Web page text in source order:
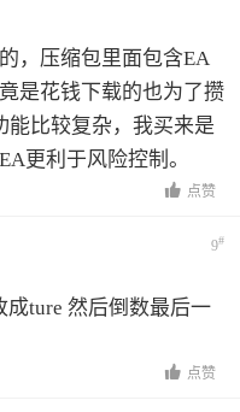
，压缩包里面包含EA
是花钱下载的也为了攒
能比较复杂，我买来是
更利于风险控制。
点赞
9#
成ture 然后倒数最后一
点赞